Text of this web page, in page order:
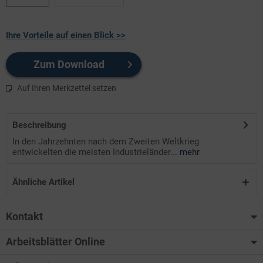
Ihre Vorteile auf einen Blick >>
Zum Download
Auf Ihren Merkzettel setzen
Beschreibung
In den Jahrzehnten nach dem Zweiten Weltkrieg
entwickelten die meisten Industrieländer... mehr
Ähnliche Artikel
Kontakt
Arbeitsblätter Online